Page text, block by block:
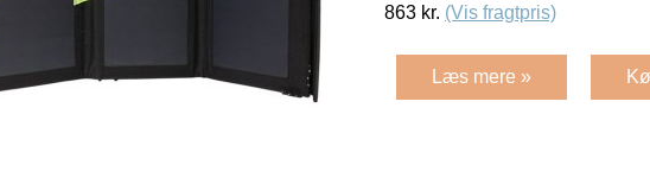
863 kr. (Vis fragtpris)
Læs mere »